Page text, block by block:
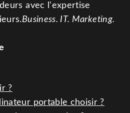
avec l'expertise
Business. IT. Marketing.
?
portable choisir ?